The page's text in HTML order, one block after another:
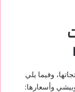
وفيما يلي
وأسعارها: